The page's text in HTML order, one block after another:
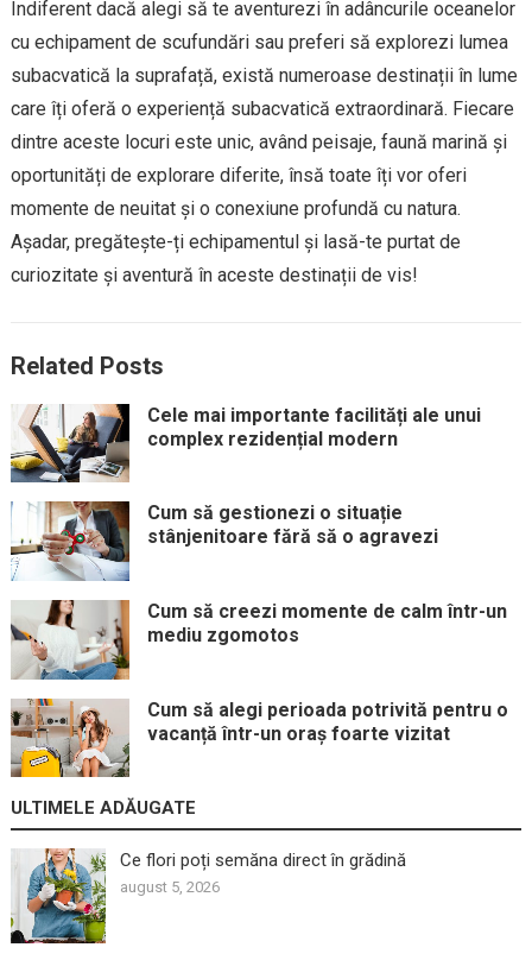
Indiferent dacă alegi să te aventurezi în adâncurile oceanelor
cu echipament de scufundări sau preferi să explorezi lumea
subacvatică la suprafață, există numeroase destinații în lume
care îți oferă o experiență subacvatică extraordinară. Fiecare
dintre aceste locuri este unic, având peisaje, faună marină și
oportunități de explorare diferite, însă toate îți vor oferi
momente de neuitat și o conexiune profundă cu natura.
Așadar, pregătește-ți echipamentul și lasă-te purtat de
curiozitate și aventură în aceste destinații de vis!
Related Posts
Cele mai importante facilități ale unui
complex rezidențial modern
Cum să gestionezi o situație
stânjenitoare fără să o agravezi
Cum să creezi momente de calm într-un
mediu zgomotos
Cum să alegi perioada potrivită pentru o
vacanță într-un oraș foarte vizitat
ULTIMELE ADĂUGATE
Ce flori poți semăna direct în grădină
august 5, 2026